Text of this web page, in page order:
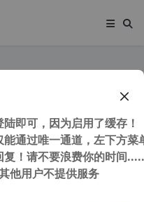
即可，因为启用了缓存！
通过唯一通道，左下方菜
！请不要浪费你的时间
他用户不提供服务